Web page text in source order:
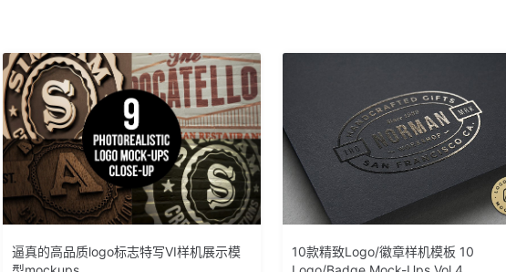
逼真的高品质logo标志特写VI样机展示模
10款精致Logo/徽章样机模板 10